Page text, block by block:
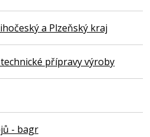
a Plzeňský kraj
přípravy výroby
- bagr